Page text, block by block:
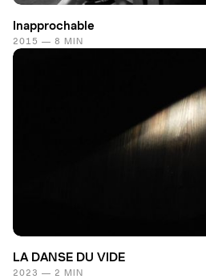
Inapprochable
2015 — 8 MIN
LA DANSE DU VIDE
2023 — 2 MIN